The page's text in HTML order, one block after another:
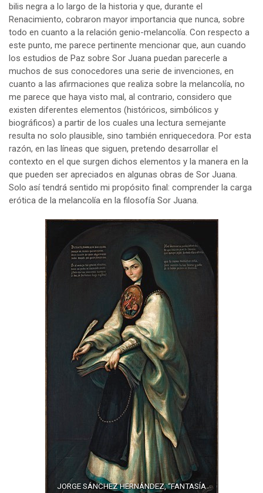
bilis negra a lo largo de la historia y que, durante el
Renacimiento, cobraron mayor importancia que nunca, sobre
todo en cuanto a la relación genio-melancolía. Con respecto a
este punto, me parece pertinente mencionar que, aun cuando
los estudios de Paz sobre Sor Juana puedan parecerle a
muchos de sus conocedores una serie de invenciones, en
cuanto a las afirmaciones que realiza sobre la melancolía, no
me parece que haya visto mal, al contrario, considero que
existen diferentes elementos (históricos, simbólicos y
biográficos) a partir de los cuales una lectura semejante
resulta no solo plausible, sino también enriquecedora. Por esta
razón, en las líneas que siguen, pretendo desarrollar el
contexto en el que surgen dichos elementos y la manera en la
que pueden ser apreciados en algunas obras de Sor Juana.
Solo así tendrá sentido mi propósito final: comprender la carga
erótica de la melancolía en la filosofía Sor Juana.
JORGE SÁNCHEZ HERNÁNDEZ, “FANTASÍA